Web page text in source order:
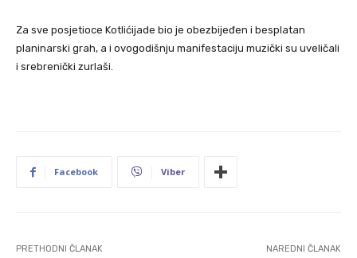
Za sve posjetioce Kotlićijade bio je obezbijeđen i besplatan
planinarski grah, a i ovogodišnju manifestaciju muzički su uveličali
i srebrenički zurlaši.
Facebook Viber
PRETHODNI ČLANAK NAREDNI ČLANAK